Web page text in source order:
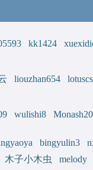
kk1424
liouzhan654
wulishi8
bingyulin3
木子小木虫 melody